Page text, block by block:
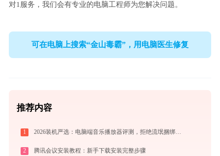
对1服务，我们会有专业的电脑工程师为您解决问题。
可在电脑上搜索“金山毒霸”，用电脑医生修复
推荐内容
1 2026装机严选：电脑端音乐播放器评测，拒绝流氓捆绑，还原极致无损心流音质
2 腾讯会议安装教程：新手下载安装完整步骤